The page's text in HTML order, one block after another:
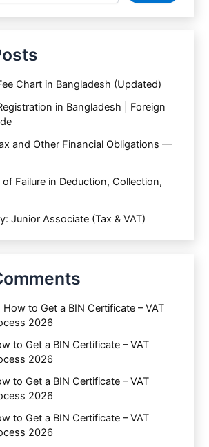
Chart in Bangladesh (Updated)
in Bangladesh | Foreign
and Other Financial Obligations —
Failure in Deduction, Collection,
Junior Associate (Tax & VAT)
How to Get a BIN Certificate – VAT
2026
to Get a BIN Certificate – VAT
2026
to Get a BIN Certificate – VAT
2026
to Get a BIN Certificate – VAT
2026